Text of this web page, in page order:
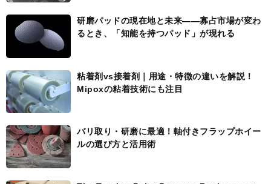
研磨パッドの現在地と未来――寡占市場が変わ
るとき、「知能を持つパッド」が現れる
粘着剤vs接着剤｜用途・特徴の違いを解説！
Mipoxの粘着技術にも注目
バリ取り・研磨に最適！軸付きフラップホイー
ルの選び方と活用術